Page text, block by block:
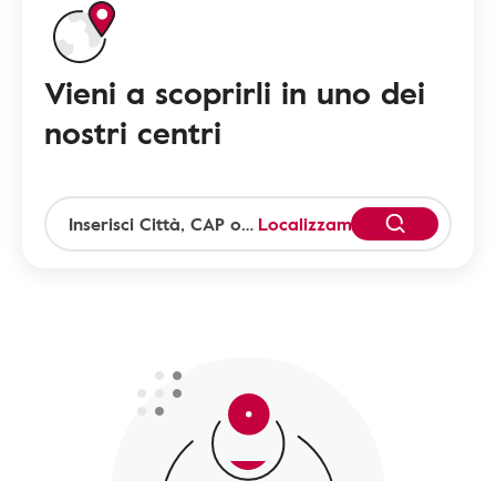
Vieni a scoprirli in uno dei
nostri centri
Localizzami